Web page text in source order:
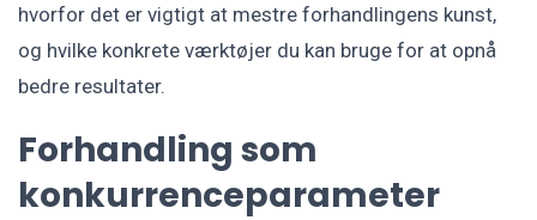
hvorfor det er vigtigt at mestre forhandlingens kunst,
og hvilke konkrete værktøjer du kan bruge for at opnå
bedre resultater.
Forhandling som
konkurrenceparameter